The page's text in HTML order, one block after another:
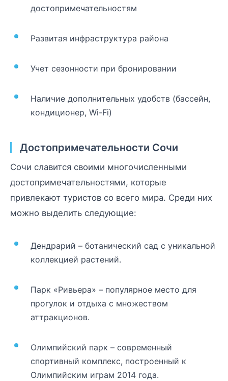
достопримечательностям
Развитая инфраструктура района
Учет сезонности при бронировании
Наличие дополнительных удобств (бассейн,
кондиционер, Wi-Fi)
Достопримечательности Сочи
Сочи славится своими многочисленными
достопримечательностями, которые
привлекают туристов со всего мира. Среди них
можно выделить следующие:
Дендрарий – ботанический сад с уникальной
коллекцией растений.
Парк «Ривьера» – популярное место для
прогулок и отдыха с множеством
аттракционов.
Олимпийский парк – современный
спортивный комплекс, построенный к
Олимпийским играм 2014 года.